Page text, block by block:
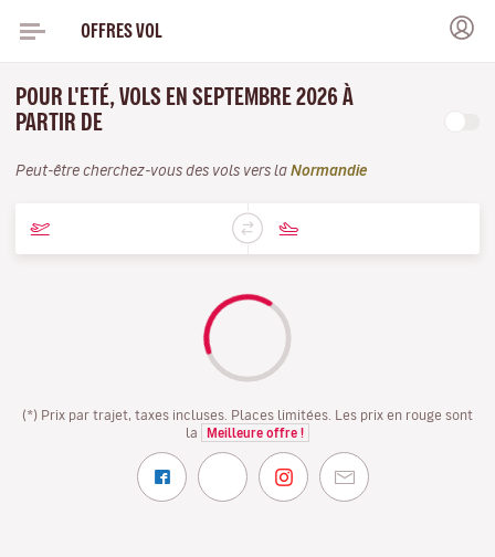
OFFRES VOL
POUR L'ETÉ, VOLS EN SEPTEMBRE 2026 À
PARTIR DE
Peut-être cherchez-vous des vols vers la Normandie
(*) Prix par trajet, taxes incluses. Places limitées. Les prix en rouge sont
la
Meilleure offre !